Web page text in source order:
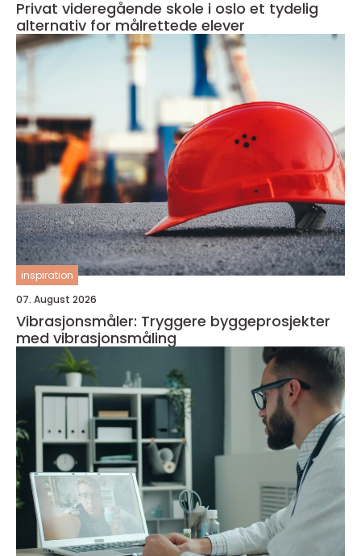
Privat videregående skole i oslo et tydelig
alternativ for målrettede elever
inspiration
07. August 2026
Vibrasjonsmåler: Tryggere byggeprosjekter
med vibrasjonsmåling